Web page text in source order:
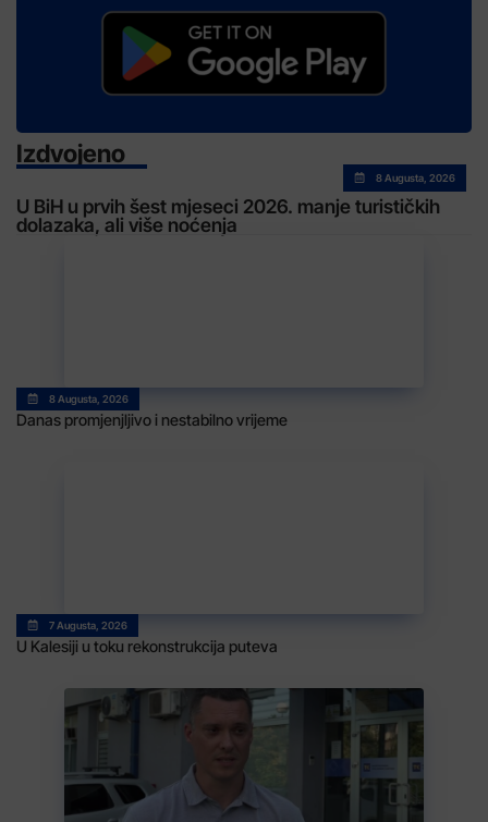
Izdvojeno
8 Augusta, 2026
U BiH u prvih šest mjeseci 2026. manje turističkih
dolazaka, ali više noćenja
8 Augusta, 2026
Danas promjenjljivo i nestabilno vrijeme
7 Augusta, 2026
U Kalesiji u toku rekonstrukcija puteva